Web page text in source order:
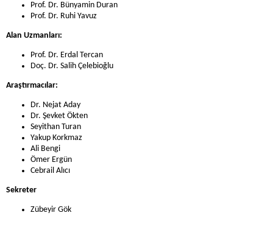
Prof. Dr. Bünyamin Duran
Prof. Dr. Ruhi Yavuz
Alan Uzmanları:
Prof. Dr. Erdal Tercan
Doç. Dr. Salih Çelebioğlu
Araştırmacılar:
Dr. Nejat Aday
Dr. Şevket Ökten
Seyithan Turan
Yakup Korkmaz
Ali Bengi
Ömer Ergün
Cebrail Alıcı
Sekreter
Zübeyir Gök